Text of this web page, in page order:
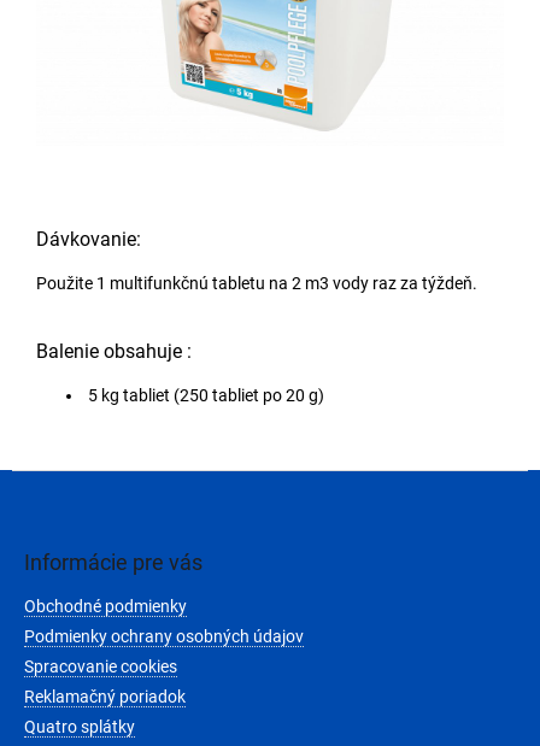
Dávkovanie:
Použite 1 multifunkčnú tabletu na 2 m3 vody raz za týždeň.
Balenie obsahuje :
5 kg tabliet (250 tabliet po 20 g)
Informácie pre vás
Obchodné podmienky
Podmienky ochrany osobných údajov
Spracovanie cookies
Reklamačný poriadok
Quatro splátky